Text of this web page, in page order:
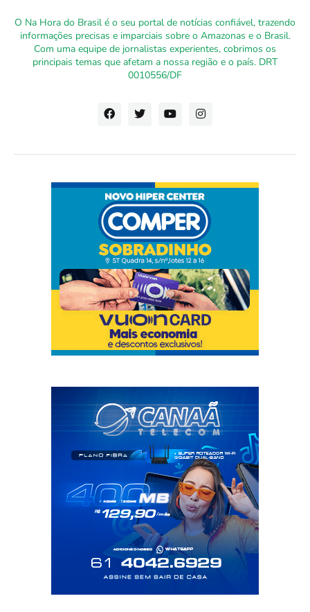
O Na Hora do Brasil é o seu portal de notícias confiável, trazendo
informações precisas e imparciais sobre o Amazonas e o Brasil.
Com uma equipe de jornalistas experientes, cobrimos os
principais temas que afetam a nossa região e o país. DRT
0010556/DF